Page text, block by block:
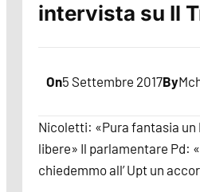
intervista su Il
On5 Settembre 2017By
Nicoletti: «Pura fantasia un
libere» Il parlamentare Pd:
chiedemmo all’ Upt un